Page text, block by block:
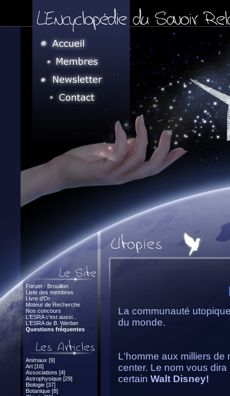
Forum - Brouillon
Liste des membres
Livre d'Or
Moteur de Recherche
Nos concours
L'ESRA c'est aussi...
L'ESRA de B. Werber
Questions fréquentes
Animaux [9]
Art [16]
Associations [4]
Astrophysique [29]
Biologie [37]
Botanique [8]
La communauté
du monde.
L'homme aux milliers de
center. Le nom vous
certain Walt Disney!